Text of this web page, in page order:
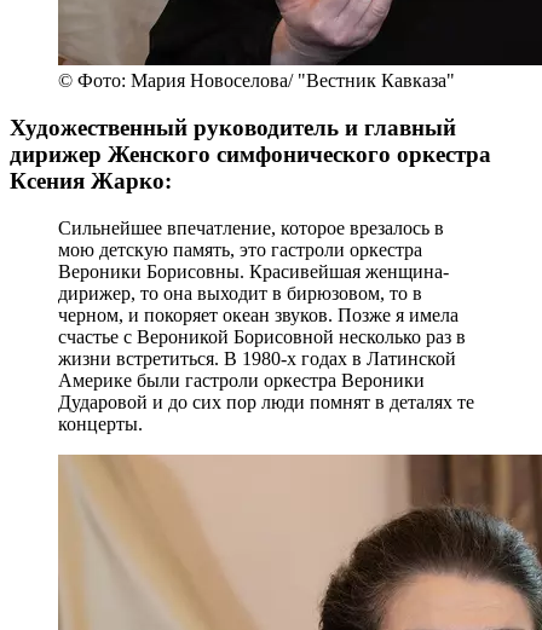
© Фото: Мария Новоселова/ "Вестник Кавказа"
Художественный руководитель и главный
дирижер Женского симфонического оркестра
Ксения Жарко:
Сильнейшее впечатление, которое врезалось в
мою детскую память, это гастроли оркестра
Вероники Борисовны. Красивейшая женщина-
дирижер, то она выходит в бирюзовом, то в
черном, и покоряет океан звуков. Позже я имела
счастье с Вероникой Борисовной несколько раз в
жизни встретиться. В 1980-х годах в Латинской
Америке были гастроли оркестра Вероники
Дударовой и до сих пор люди помнят в деталях те
концерты.